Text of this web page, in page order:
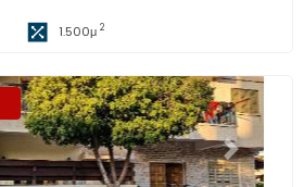
1.500μ 2
Επόμενο